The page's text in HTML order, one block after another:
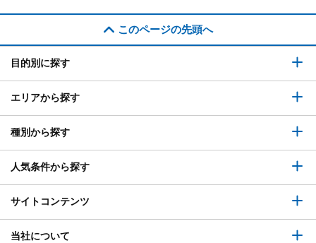
このページの先頭へ
目的別に探す
エリアから探す
種別から探す
人気条件から探す
サイトコンテンツ
当社について